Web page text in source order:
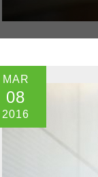
MAR
08
2016